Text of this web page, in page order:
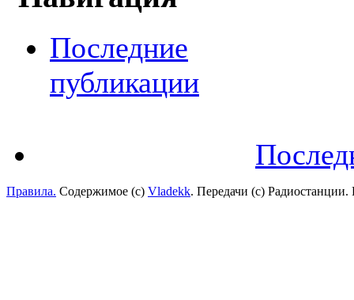
Последние
публикации
Правила. Содержимое (с) Vladekk. Передачи (с)